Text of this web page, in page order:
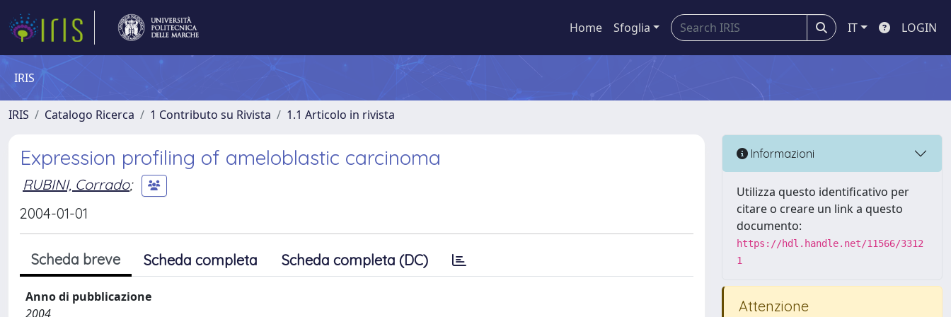
Home Sfoglia IT LOGIN
IRIS
IRIS Catalogo Ricerca 1 Contributo su Rivista 1.1 Articolo in rivista
Expression profiling of ameloblastic carcinoma
RUBINI, Corrado;
2004-01-01
Scheda breve Scheda completa Scheda completa (DC)
Anno di pubblicazione
2004
Informazioni
Utilizza questo identificativo per
citare o creare un link a questo
documento:
https://hdl.handle.net/11566/3312
1
Attenzione